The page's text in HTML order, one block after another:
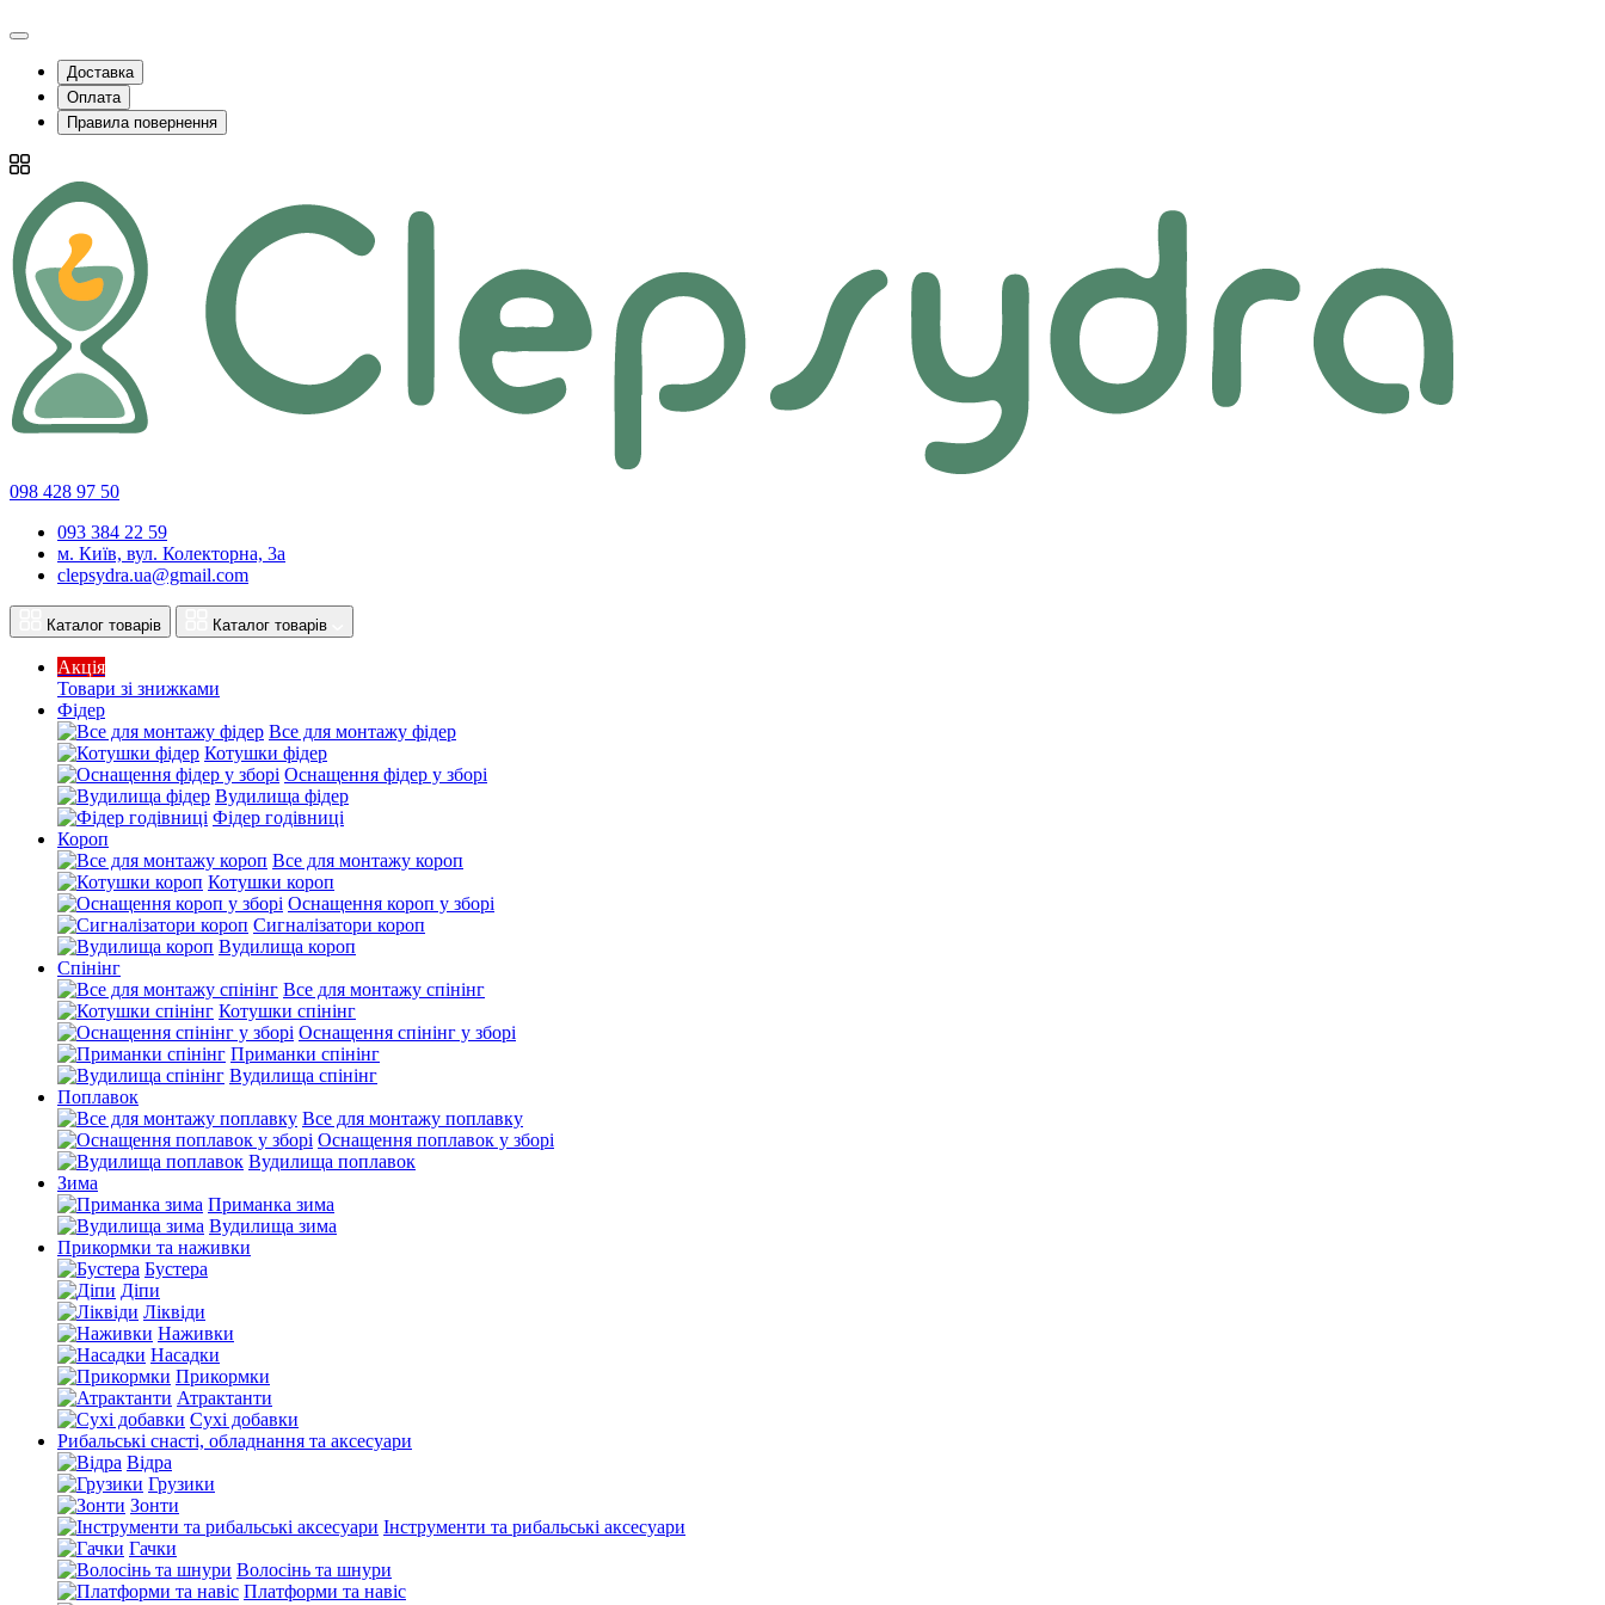
Доставка
Оплата
Правила повернення
098 428 97 50
093 384 22 59
м. Київ, вул. Колекторна, 3а
clepsydra.ua@gmail.com
Каталог товарів Каталог товарів
Акція
Товари зі знижками
Фідер
Все для монтажу фідер
Котушки фідер
Оснащення фідер у зборі
Вудилища фідер
Фідер годівниці
Короп
Все для монтажу короп
Котушки короп
Оснащення короп у зборі
Сигналізатори короп
Вудилища короп
Спінінг
Все для монтажу спінінг
Котушки спінінг
Оснащення спінінг у зборі
Приманки спінінг
Вудилища спінінг
Поплавок
Все для монтажу поплавку
Оснащення поплавок у зборі
Вудилища поплавок
Зима
Приманка зима
Вудилища зима
Прикормки та наживки
Бустера
Діпи
Ліквіди
Наживки
Насадки
Прикормки
Атрактанти
Сухі добавки
Рибальські снасті, обладнання та аксесуари
Відра
Грузики
Зонти
Інструменти та рибальські аксесуари
Гачки
Волосінь та шнури
Платформи та навіс